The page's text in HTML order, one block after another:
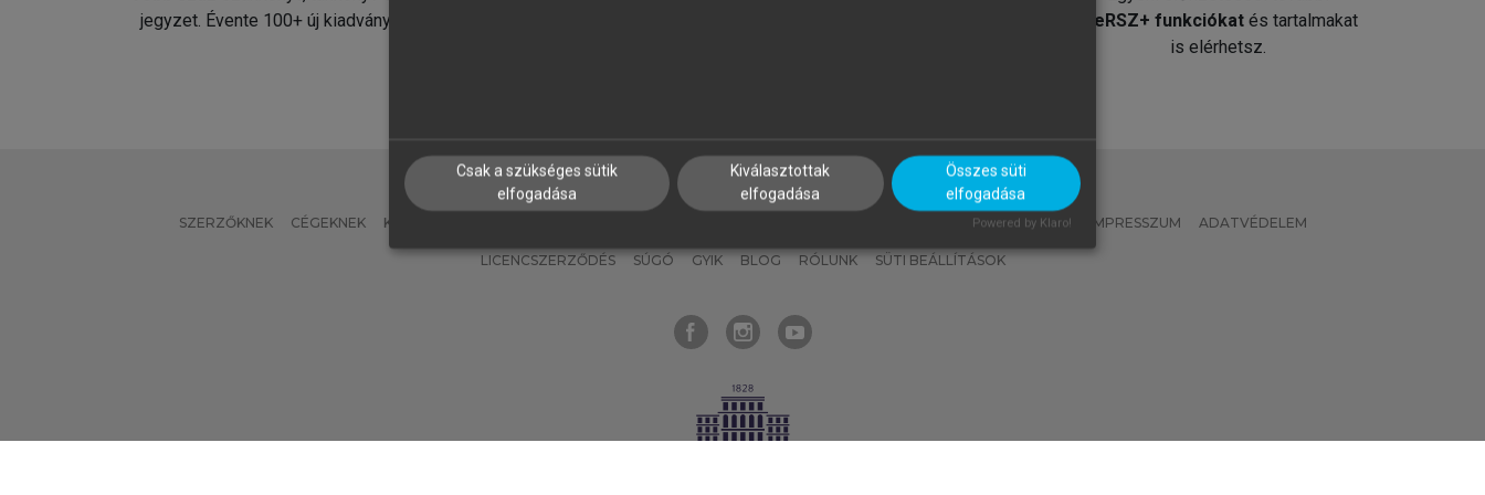
jegyzet. Évente 100+ új kiadvány.
MeRSZ+ funkciókat és tartalmakat
is elérhetsz.
SZERZŐKNEK CÉGEKNEK KÖNYVTÁROSOKNAK MI – ÁLTALÁNOS IRÁNYELVEK IMPRESSZUM ADATVÉDELEM
LICENCSZERZŐDÉS SÚGÓ GYIK BLOG RÓLUNK SÜTI BEÁLLÍTÁSOK
Csak a szükséges sütik
elfogadása
Kiválasztottak
elfogadása
Összes süti
elfogadása
Powered by Klaro!